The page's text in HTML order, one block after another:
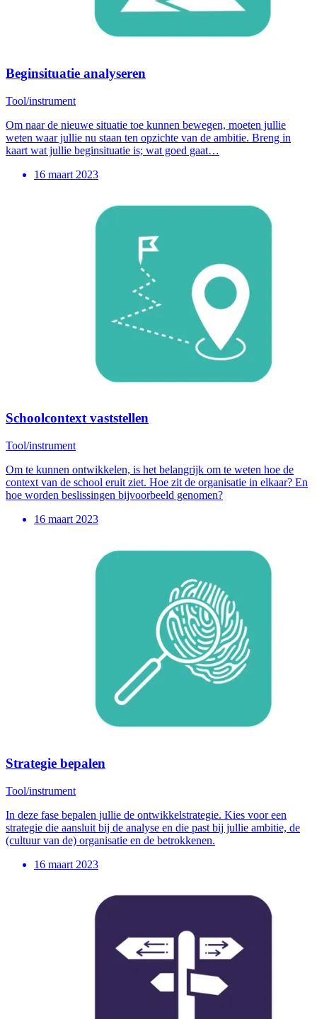
Beginsituatie analyseren
Tool/instrument
Om naar de nieuwe situatie toe kunnen bewegen, moeten jullie
weten waar jullie nu staan ten opzichte van de ambitie. Breng in
kaart wat jullie beginsituatie is; wat goed gaat…
16 maart 2023
Schoolcontext vaststellen
Tool/instrument
Om te kunnen ontwikkelen, is het belangrijk om te weten hoe de
context van de school eruit ziet. Hoe zit de organisatie in elkaar? En
hoe worden beslissingen bijvoorbeeld genomen?
16 maart 2023
Strategie bepalen
Tool/instrument
In deze fase bepalen jullie de ontwikkelstrategie. Kies voor een
strategie die aansluit bij de analyse en die past bij jullie ambitie, de
(cultuur van de) organisatie en de betrokkenen.
16 maart 2023